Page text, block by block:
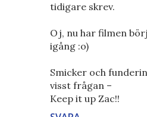
tidigare skrev.
Oj, nu har filmen
igång :o)
Smicker och
visst frågan –
Keep it up Zac!!